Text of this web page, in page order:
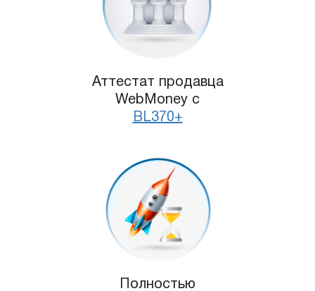
Аттестат продавца
WebMoney с
BL370+
Полностью